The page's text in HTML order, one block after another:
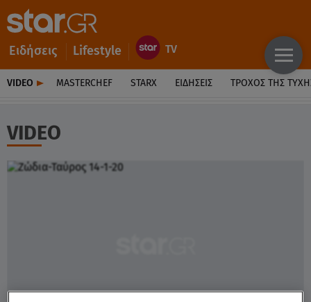
Ειδήσεις Lifestyle
VIDEO MASTERCHEF STARX ΕΙΔΉΣΕΙΣ ΤΡΟΧΌΣ ΤΗΣ
VIDEO